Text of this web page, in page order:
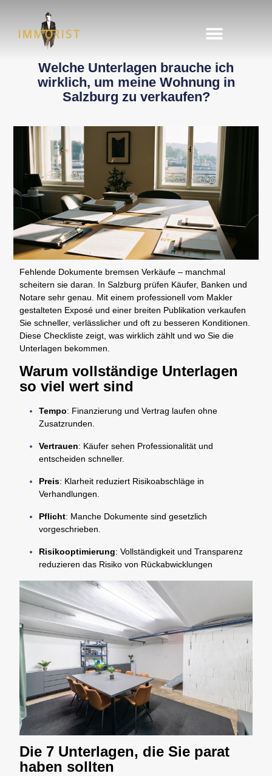
Welche Unterlagen brauche ich
wirklich, um meine Wohnung in
Salzburg zu verkaufen?
Fehlende Dokumente bremsen Verkäufe – manchmal
scheitern sie daran. In Salzburg prüfen Käufer, Banken und
Notare sehr genau. Mit einem professionell vom Makler
gestalteten Exposé und einer breiten Publikation verkaufen
Sie schneller, verlässlicher und oft zu besseren Konditionen.
Diese Checkliste zeigt, was wirklich zählt und wo Sie die
Unterlagen bekommen.
Warum vollständige Unterlagen
so viel wert sind
Tempo: Finanzierung und Vertrag laufen ohne
Zusatzrunden.
Vertrauen: Käufer sehen Professionalität und
entscheiden schneller.
Preis: Klarheit reduziert Risikoabschläge in
Verhandlungen.
Pflicht: Manche Dokumente sind gesetzlich
vorgeschrieben.
Risikooptimierung: Vollständigkeit und Transparenz
reduzieren das Risiko von Rückabwicklungen
Die 7 Unterlagen, die Sie parat
haben sollten